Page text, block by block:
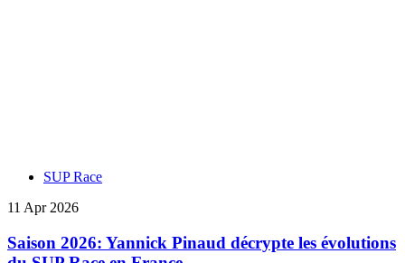
SUP Race
11 Apr 2026
Saison 2026: Yannick Pinaud décrypte les évolutions